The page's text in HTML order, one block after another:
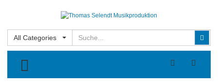
All Categories
TOGGLE MENU